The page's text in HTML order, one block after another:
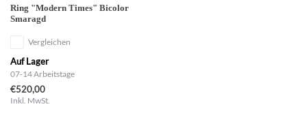
Ring "Modern Times" Bicolor
Smaragd
Vergleichen
Auf Lager
07-14 Arbeitstage
€520,00
Inkl. MwSt.